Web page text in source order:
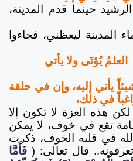
حينما قدم المدينة،
ليعظني، فجاءوا
العلمُ يُؤتَى ولا يأتي
يأتي إليه، وإن في حلقة
في ذلك،
هذه العزة لا تكون إلا
تقع في خوف، لا يمكن
في قلبه الخوف، ذكرت
قال تعالى: ( فَأَمَّا